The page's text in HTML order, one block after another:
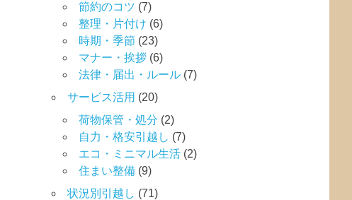
節約のコツ (7)
整理・片付け (6)
時期・季節 (23)
マナー・挨拶 (6)
法律・届出・ルール (7)
サービス活用 (20)
荷物保管・処分 (2)
自力・格安引越し (7)
エコ・ミニマル生活 (2)
住まい整備 (9)
状況別引越し (71)